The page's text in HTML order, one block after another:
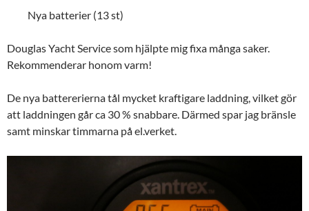
Nya batterier (13 st)
Douglas Yacht Service som hjälpte mig fixa många saker.
Rekommenderar honom varm!
De nya battererierna tål mycket kraftigare laddning, vilket gör
att laddningen går ca 30 % snabbare. Därmed spar jag bränsle
samt minskar timmarna på el.verket.